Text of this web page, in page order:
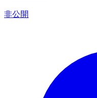
非公開